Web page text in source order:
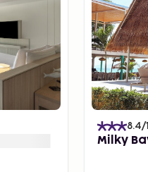
8.4/
Milky